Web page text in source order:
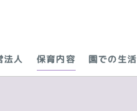
法人 保育内容 園での生活